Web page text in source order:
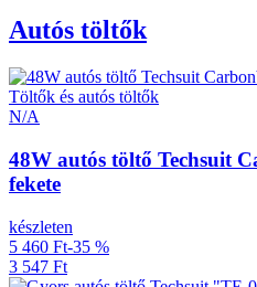
Autós töltők
Töltők és autós töltők
N/A
48W autós töltő Techsuit
fekete
készleten
5 460 Ft-35 %
3 547 Ft